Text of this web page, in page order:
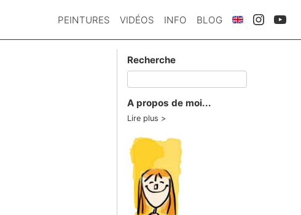
PEINTURES VIDÉOS INFO BLOG
Recherche
A propos de moi...
Lire plus